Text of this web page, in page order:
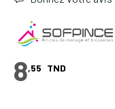
8,55 TND